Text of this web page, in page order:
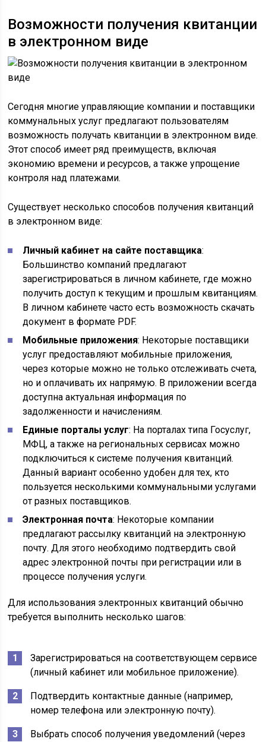
Возможности получения квитанции
в электронном виде
Сегодня многие управляющие компании и поставщики
коммунальных услуг предлагают пользователям
возможность получать квитанции в электронном виде.
Этот способ имеет ряд преимуществ, включая
экономию времени и ресурсов, а также упрощение
контроля над платежами.
Существует несколько способов получения квитанций
в электронном виде:
Личный кабинет на сайте поставщика:
Большинство компаний предлагают
зарегистрироваться в личном кабинете, где можно
получить доступ к текущим и прошлым квитанциям.
В личном кабинете часто есть возможность скачать
документ в формате PDF.
Мобильные приложения: Некоторые поставщики
услуг предоставляют мобильные приложения,
через которые можно не только отслеживать счета,
но и оплачивать их напрямую. В приложении всегда
доступна актуальная информация по
задолженности и начислениям.
Единые порталы услуг: На порталах типа Госуслуг,
МФЦ, а также на региональных сервисах можно
подключиться к системе получения квитанций.
Данный вариант особенно удобен для тех, кто
пользуется несколькими коммунальными услугами
от разных поставщиков.
Электронная почта: Некоторые компании
предлагают рассылку квитанций на электронную
почту. Для этого необходимо подтвердить свой
адрес электронной почты при регистрации или в
процессе получения услуги.
Для использования электронных квитанций обычно
требуется выполнить несколько шагов:
Зарегистрироваться на соответствующем сервисе
(личный кабинет или мобильное приложение).
Подтвердить контактные данные (например,
номер телефона или электронную почту).
Выбрать способ получения уведомлений (через